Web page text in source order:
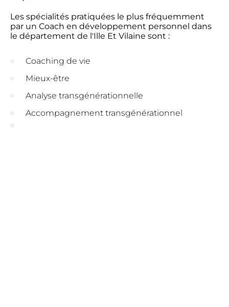
Les spécialités pratiquées le plus fréquemment
par un Coach en développement personnel dans
le département de l'Ille Et Vilaine sont :
Coaching de vie
Mieux-être
Analyse transgénérationnelle
Accompagnement transgénérationnel